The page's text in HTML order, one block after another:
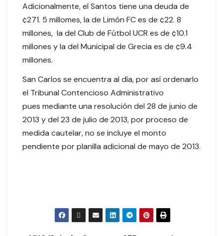
Adicionalmente, el Santos tiene una deuda de
¢271. 5 millomes, la de Limón FC es de ¢22. 8
millones, la del Club de Fútbol UCR es de ¢10.1
millones y la del Municipal de Grecia es de ¢9.4
millones.
San Carlos se encuentra al día, por así ordenarlo
el Tribunal Contencioso Administrativo
pues mediante una resolución del 28 de junio de
2013 y del 23 de julio de 2013, por proceso de
medida cautelar, no se incluye el monto
pendiente por planilla adicional de mayo de 2013.